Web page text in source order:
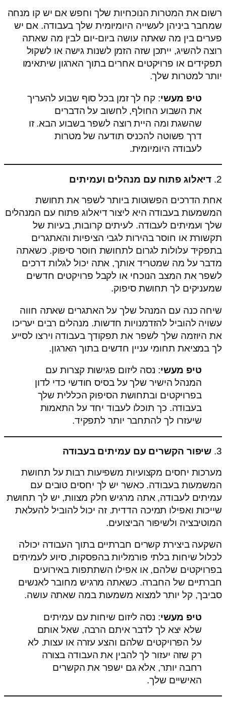
רשום את המטרות הנוכחיות שלך וחפש אם יש קו מנחה
שמחבר ביניהן לעשייה היומיומית שלך בעבודה. אם יש
פערים בין מה שאתה עושה ביום-יום לבין מה שאתה
רוצה להשיג, ייתכן שזה הזמן לשנות גישה או לשקול
תפקידים או פרויקטים אחרים בתוך הארגון שיתאימו
יותר למטרות שלך.
טיפ מעשי: קח לך זמן בכל סוף שבוע להעריך
את השבוע החולף, לחשוב על הדברים
שהשגת ומה היית רוצה לשפר בשבוע הבא. זו
דרך פשוטה להכניס תודעה של מטרות
לעבודה היומיומית.
2. דיאלוג פתוח עם מנהלים ועמיתים
אחת הדרכים הפשוטות ביותר לשפר את תחושת
המשמעות בעבודה היא ליצור דיאלוג פתוח עם המנהלים
שלך ועמיתים לעבודה. לעיתים קרובות, בעיות של
תקשורת או חוסר בהירות לגבי הציפיות והאתגרים
בתפקיד עלולות לגרום לתחושת חוסר סיפוק. כשאתה
מדבר על מה שמטריד אותך, אתה יכול לגלות דרכים
לשפר את המצב הנוכחי או לקבל פרויקטים חדשים
שמעניקים לך תחושת סיפוק.
שיחה כנה עם המנהל שלך על האתגרים שאתה חווה
עשויה להוביל להזדמנויות חדשות. מנהלים רבים יעריכו
את היוזמה שלך לשפר את תפקודך בעבודה וירצו לסייע
לך במציאת תחומי עניין חדשים בתוך הארגון.
טיפ מעשי: נסה ליזום פגישות קצרות עם
המנהל הישיר שלך על בסיס חודשי כדי לדון
בפרויקטים ובתחושת הסיפוק הכללית שלך
בעבודה. כך תוכלו לעבוד יחד על התאמות
שיעזרו לך להתחבר יותר לתפקיד.
3. שיפור הקשרים עם עמיתים בעבודה
מערכות יחסים מקצועיות משפיעות רבות על תחושת
המשמעות בעבודה. כאשר יש לך יחסים טובים עם
עמיתים לעבודה, אתה מרגיש חלק מצוות, יש לך תחושת
שייכות ואפילו תמיכה הדדית. זה יכול להוביל להעלאת
המוטיבציה ולשיפור הביצועים.
השקעה ביצירת קשרים חברתיים בתוך העבודה יכולה
לכלול שיחות בלתי פורמליות בהפסקות, סיוע לעמיתים
בפרויקטים שלהם, או אפילו השתתפות באירועים
חברתיים של החברה. כשאתה מרגיש מחובר לאנשים
סביבך, קל יותר למצוא משמעות במה שאתה עושה.
טיפ מעשי: נסה ליזום שיחות עם עמיתים
שלא יצא לך לדבר איתם הרבה, שאל אותם
על הפרויקטים שלהם והצע עזרה או עצות. לא
רק שזה יעזור לך להבין את העבודה בצורה
רחבה יותר, אלא גם ישפר את הקשרים
האישיים שלך.